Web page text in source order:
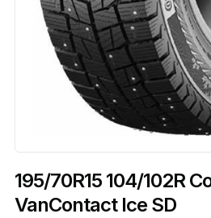
195/70R15 104/102R
VanContact Ice SD